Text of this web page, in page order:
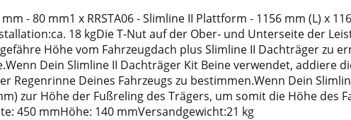
- 80 mm1 x RRSTA06 - Slimline II Plattform - 1156 mm (L) x
18 kgDie T-Nut auf der Ober- und Unterseite der
Höhe vom Fahrzeugdach plus Slimline II Dachträger zu
Dein Slimline II Dachträger Kit Beine verwendet, addiere
Regenrinne Deines Fahrzeugs zu bestimmen.Wenn Dein
zur Höhe der Fußreling des Trägers, um somit die Höhe des
450 mmHöhe: 140 mmVersandgewicht:21 kg